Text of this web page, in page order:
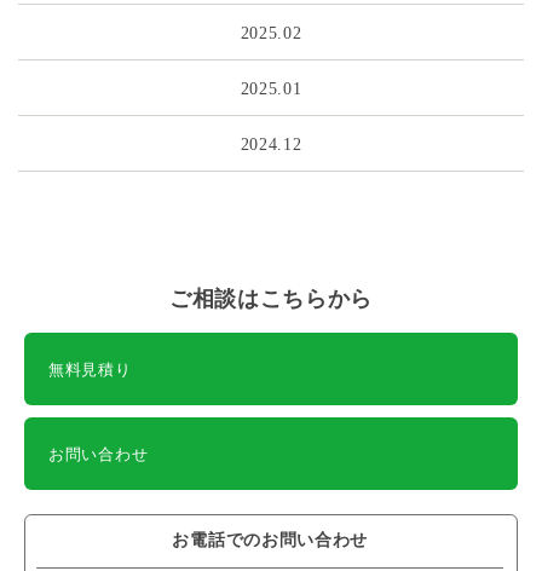
2025.02
2025.01
2024.12
ご相談はこちらから
無料見積り
お問い合わせ
お電話でのお問い合わせ